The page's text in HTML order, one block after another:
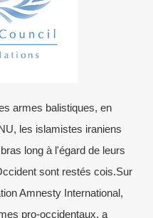
armes balistiques, en
les islamistes iraniens
long à l'égard de leurs
sont restés cois.Sur
Amnesty International,
pro-occidentaux, a